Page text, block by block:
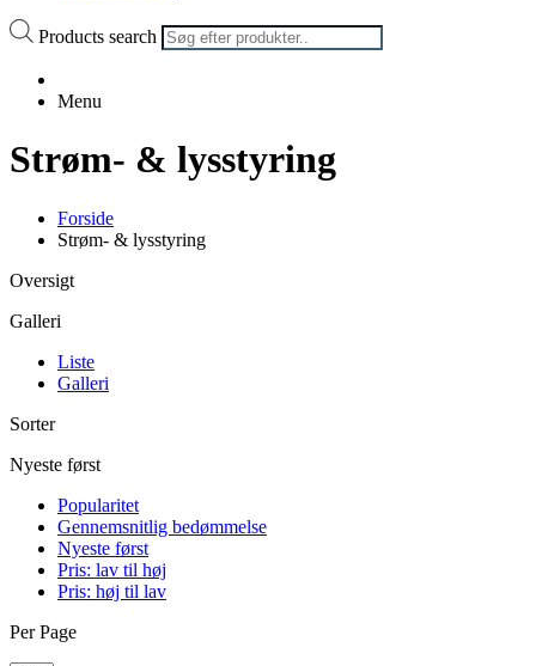
Products search
Menu
Strøm- & lysstyring
Forside
Strøm- & lysstyring
Oversigt
Galleri
Liste
Galleri
Sorter
Nyeste først
Popularitet
Gennemsnitlig bedømmelse
Nyeste først
Pris: lav til høj
Pris: høj til lav
Per Page